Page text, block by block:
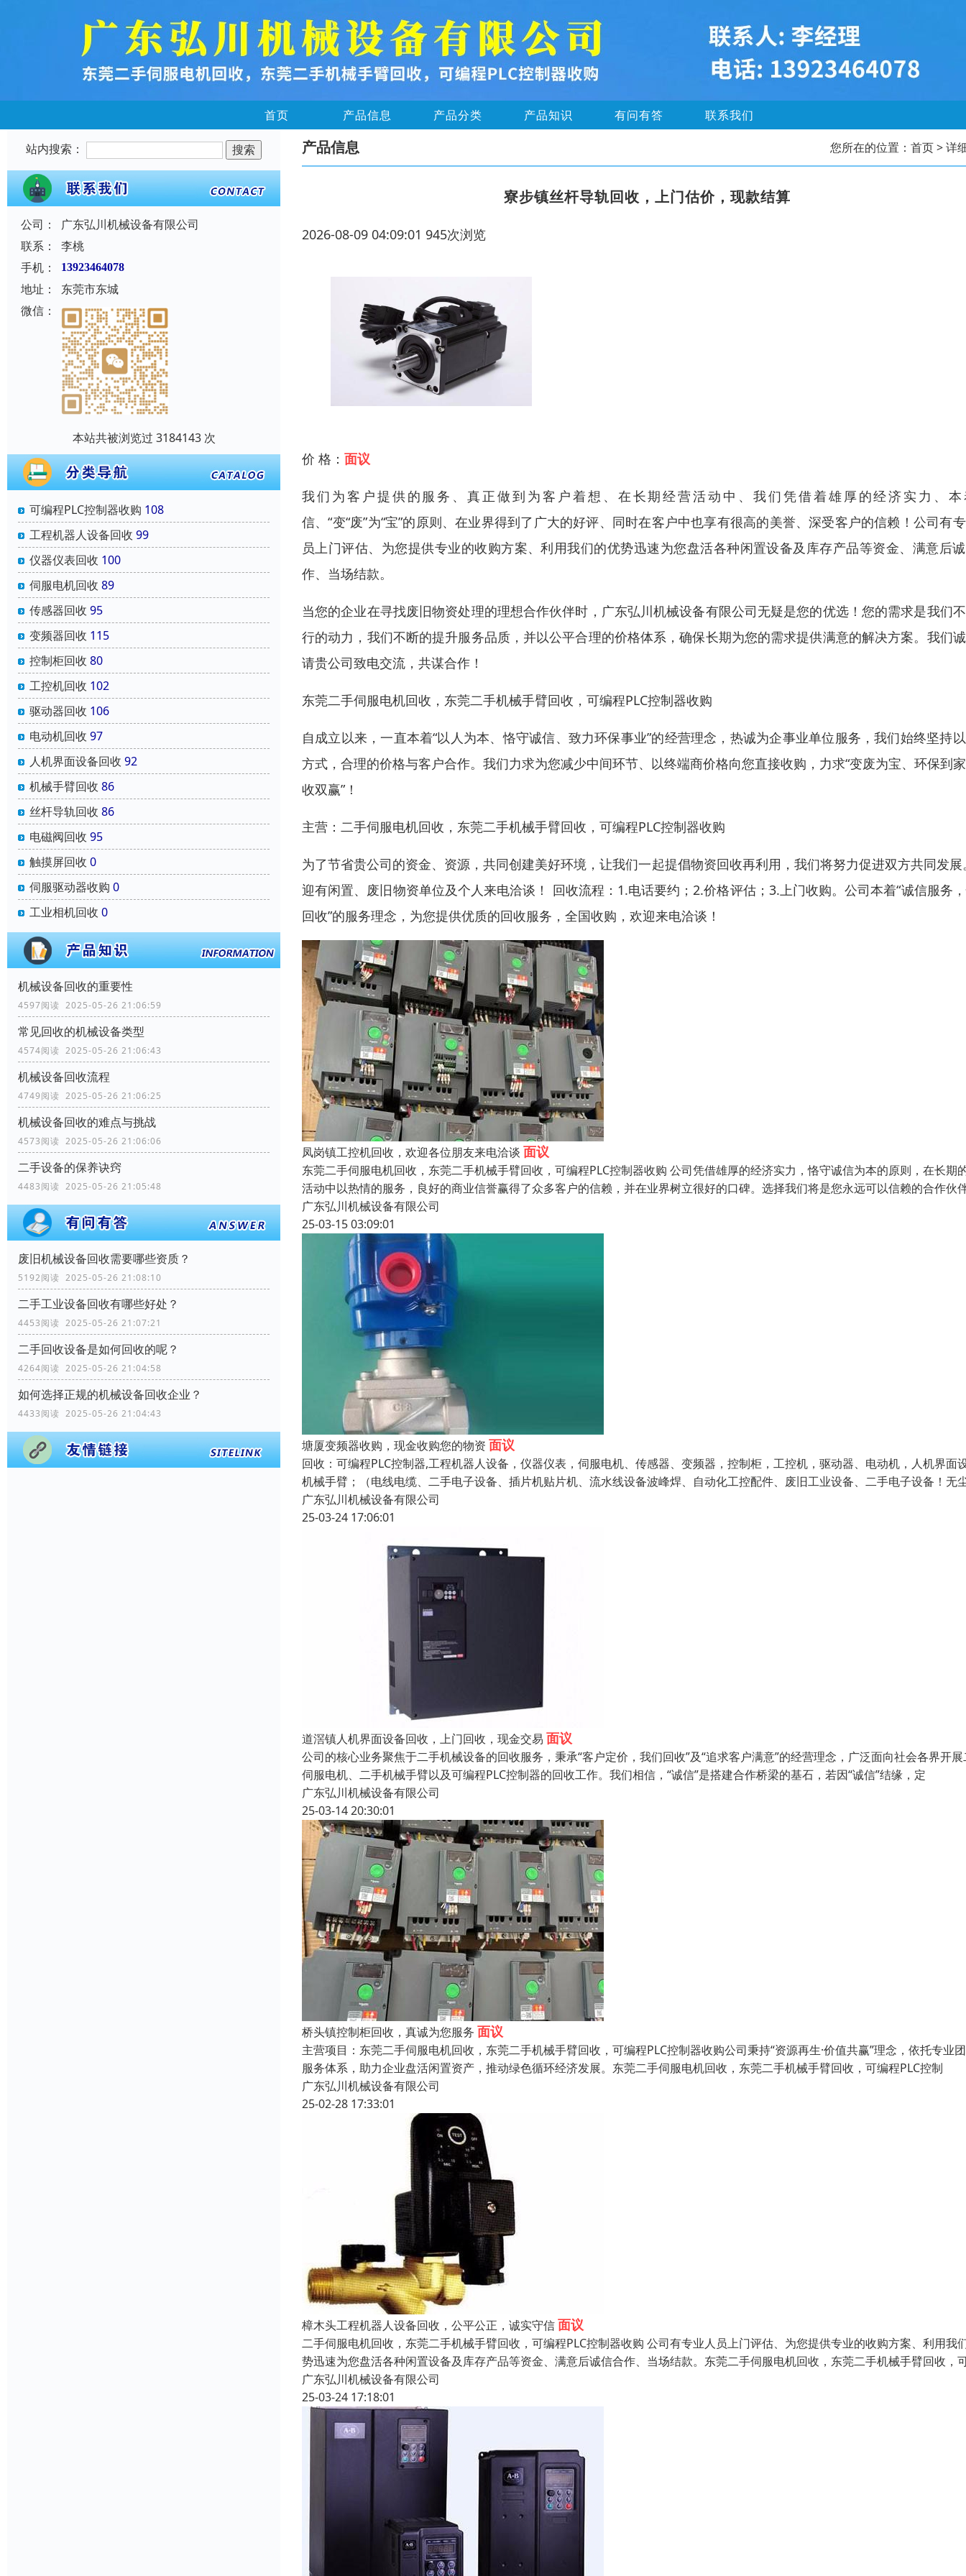
首页 产品信息 产品分类 产品知识 有问有答 联系我们
站内搜索：
公司：
广东弘川机械设备有限公司
联系：
李桃
手机：
13923464078
地址：
东莞市东城
微信：
本站共被浏览过 3184143 次
可编程PLC控制器收购 108
工程机器人设备回收 99
仪器仪表回收 100
伺服电机回收 89
传感器回收 95
变频器回收 115
控制柜回收 80
工控机回收 102
驱动器回收 106
电动机回收 97
人机界面设备回收 92
机械手臂回收 86
丝杆导轨回收 86
电磁阀回收 95
触摸屏回收 0
伺服驱动器收购 0
工业相机回收 0
机械设备回收的重要性
4597阅读 2025-05-26 21:06:59
常见回收的机械设备类型
4574阅读 2025-05-26 21:06:43
机械设备回收流程
4749阅读 2025-05-26 21:06:25
机械设备回收的难点与挑战
4573阅读 2025-05-26 21:06:06
二手设备的保养诀窍
4483阅读 2025-05-26 21:05:48
废旧机械设备回收需要哪些资质？
5192阅读 2025-05-26 21:08:10
二手工业设备回收有哪些好处？
4453阅读 2025-05-26 21:07:21
二手回收设备是如何回收的呢？
4264阅读 2025-05-26 21:04:58
如何选择正规的机械设备回收企业？
4433阅读 2025-05-26 21:04:43
产品信息 您所在的位置： 首页> 详
寮步镇丝杆导轨回收，上门估价，现款结算
2026-08-09 04:09:01 945次浏览
价 格： 面议
我们为客户提供的服务、真正做到为客户着想、在长期经营活动中、我们凭借着雄厚的经济实力、本
信、“变“废”为“宝”的原则、在业界得到了广大的好评、同时在客户中也享有很高的美誉、深受客户的信赖！公司有
员上门评估、为您提供专业的收购方案、利用我们的优势迅速为您盘活各种闲置设备及库存产品等资金、满意后
作、当场结款。
当您的企业在寻找废旧物资处理的理想合作伙伴时，广东弘川机械设备有限公司无疑是您的优选！您的需求是我们
行的动力，我们不断的提升服务品质，并以公平合理的价格体系，确保长期为您的需求提供满意的解决方案。我们
请贵公司致电交流，共谋合作！
东莞二手伺服电机回收，东莞二手机械手臂回收，可编程PLC控制器收购
自成立以来，一直本着“以人为本、恪守诚信、致力环保事业”的经营理念，热诚为企事业单位服务，我们始终坚持
方式，合理的价格与客户合作。我们力求为您减少中间环节、以终端商价格向您直接收购，力求“变废为宝、环保到
收双赢”！
主营：二手伺服电机回收，东莞二手机械手臂回收，可编程PLC控制器收购
为了节省贵公司的资金、资源，共同创建美好环境，让我们一起提倡物资回收再利用，我们将努力促进双方共同发展
迎有闲置、废旧物资单位及个人来电洽谈！ 回收流程：1.电话要约；2.价格评估；3.上门收购。公司本着“诚信服务
回收”的服务理念，为您提供优质的回收服务，全国收购，欢迎来电洽谈！
凤岗镇工控机回收，欢迎各位朋友来电洽谈 面议
东莞二手伺服电机回收，东莞二手机械手臂回收，可编程PLC控制器收购 公司凭借雄厚的经济实力，恪守诚信为本的原则，在长期
活动中以热情的服务，良好的商业信誉赢得了众多客户的信赖，并在业界树立很好的口碑。选择我们将是您永远可以信赖的合作伙
广东弘川机械设备有限公司
25-03-15 03:09:01
塘厦变频器收购，现金收购您的物资 面议
回收：可编程PLC控制器,工程机器人设备，仪器仪表，伺服电机、传感器、变频器，控制柜，工控机，驱动器、电动机，人机界面
机械手臂；（电线电缆、二手电子设备、插片机贴片机、流水线设备波峰焊、自动化工控配件、废旧工业设备、二手电子设备！无
广东弘川机械设备有限公司
25-03-24 17:06:01
道滘镇人机界面设备回收，上门回收，现金交易 面议
公司的核心业务聚焦于二手机械设备的回收服务，秉承“客户定价，我们回收”及“追求客户满意”的经营理念，广泛面向社会各界开
伺服电机、二手机械手臂以及可编程PLC控制器的回收工作。我们相信，“诚信”是搭建合作桥梁的基石，若因“诚信”结缘，定
广东弘川机械设备有限公司
25-03-14 20:30:01
桥头镇控制柜回收，真诚为您服务 面议
主营项目：东莞二手伺服电机回收，东莞二手机械手臂回收，可编程PLC控制器收购公司秉持“资源再生·价值共赢”理念，依托专业
服务体系，助力企业盘活闲置资产，推动绿色循环经济发展。东莞二手伺服电机回收，东莞二手机械手臂回收，可编程PLC控制
广东弘川机械设备有限公司
25-02-28 17:33:01
樟木头工程机器人设备回收，公平公正，诚实守信面议
二手伺服电机回收，东莞二手机械手臂回收，可编程PLC控制器收购 公司有专业人员上门评估、为您提供专业的收购方案、利用我
势迅速为您盘活各种闲置设备及库存产品等资金、满意后诚信合作、当场结款。东莞二手伺服电机回收，东莞二手机械手臂回收，
广东弘川机械设备有限公司
25-03-24 17:18:01